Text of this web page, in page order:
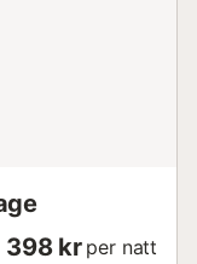
398 kr per natt